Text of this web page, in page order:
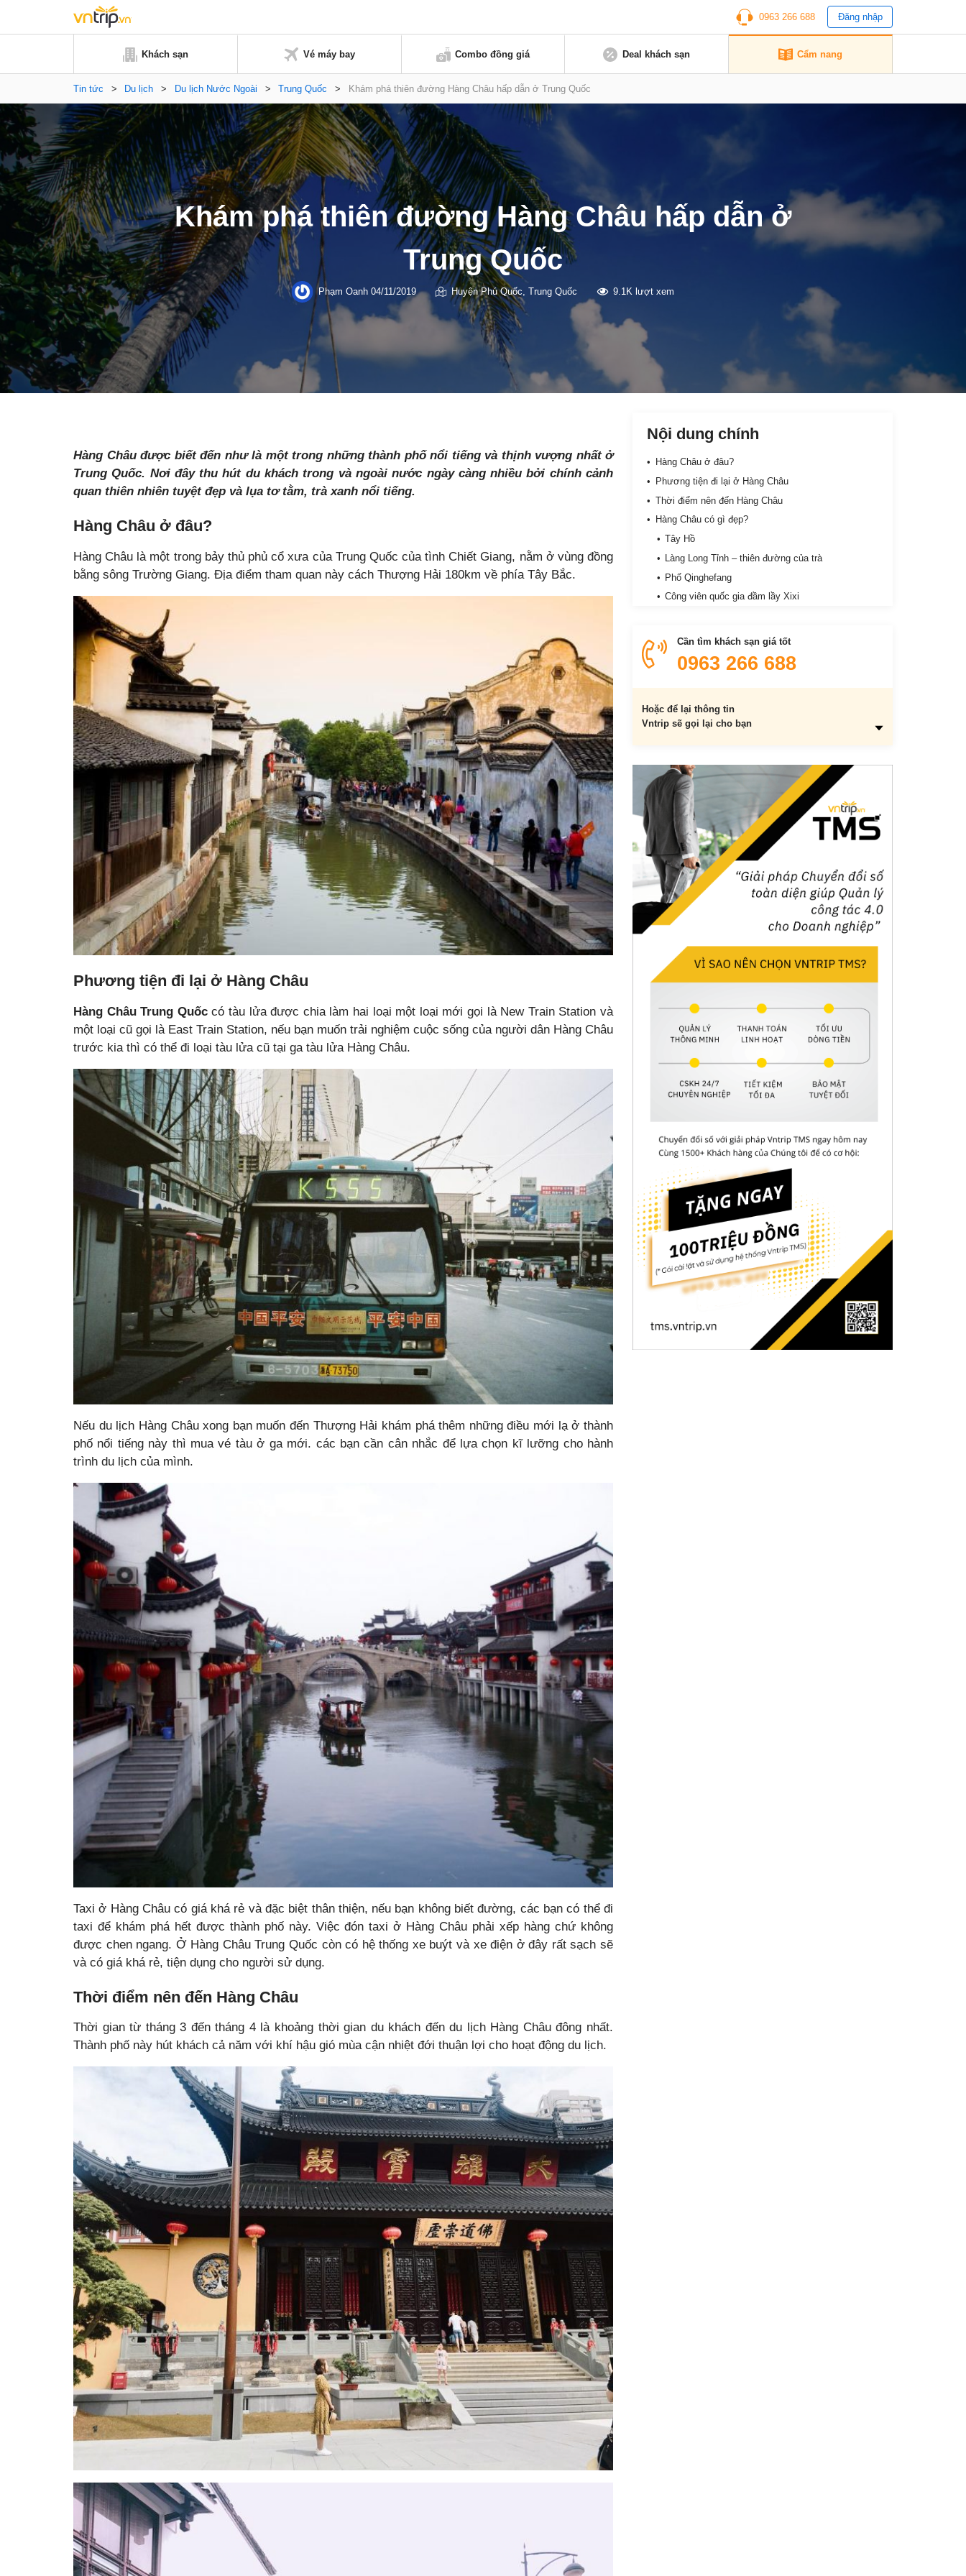
0963 266 688 Đăng nhập
Khách sạn Vé máy bay Combo đồng giá Deal khách sạn Cẩm nang
Tin tức > Du lịch > Du lịch Nước Ngoài > Trung Quốc > Khám phá thiên đường Hàng Châu hấp dẫn ở Trung Quốc
Khám phá thiên đường Hàng Châu hấp dẫn ở
Trung Quốc
Phạm Oanh04/11/2019 Huyện Phú Quốc ,Trung Quốc 9.1K lượt xem
Hàng Châu được biết đến như là một trong những thành phố nổi tiếng và thịnh vượng nhất ở
Trung Quốc. Nơi đây thu hút du khách trong và ngoài nước ngày càng nhiều bởi chính cảnh
quan thiên nhiên tuyệt đẹp và lụa tơ tằm, trà xanh nổi tiếng.
Hàng Châu ở đâu?
Hàng Châu là một trong bảy thủ phủ cổ xưa của Trung Quốc của tình Chiết Giang, nằm ở vùng đồng
bằng sông Trường Giang. Địa điểm tham quan này cách Thượng Hải 180km về phía Tây Bắc.
Phương tiện đi lại ở Hàng Châu
Hàng Châu Trung Quốccó tàu lửa được chia làm hai loại một loại mới gọi là New Train Station và
một loại cũ gọi là East Train Station, nếu bạn muốn trải nghiệm cuộc sống của người dân Hàng Châu
trước kia thì có thể đi loại tàu lửa cũ tại ga tàu lửa Hàng Châu.
Nếu du lịch Hàng Châu xong bạn muốn đến Thượng Hải khám phá thêm những điều mới lạ ở thành
phố nổi tiếng này thì mua vé tàu ở ga mới. các bạn cần cân nhắc để lựa chọn kĩ lưỡng cho hành
trình du lịch của mình.
Taxi ở Hàng Châu có giá khá rẻ và đặc biệt thân thiện, nếu bạn không biết đường, các bạn có thể đi
taxi để khám phá hết được thành phố này. Việc đón taxi ở Hàng Châu phải xếp hàng chứ không
được chen ngang. Ở Hàng Châu Trung Quốc còn có hệ thống xe buýt và xe điện ở đây rất sạch sẽ
và có giá khá rẻ, tiện dụng cho người sử dụng.
Thời điểm nên đến Hàng Châu
Thời gian từ tháng 3 đến tháng 4 là khoảng thời gian du khách đến du lịch Hàng Châu đông nhất.
Thành phố này hút khách cả năm với khí hậu gió mùa cận nhiệt đới thuận lợi cho hoạt động du lịch.
Nội dung chính
Hàng Châu ở đâu?
Phương tiện đi lại ở Hàng Châu
Thời điểm nên đến Hàng Châu
Hàng Châu có gì đẹp?
Tây Hồ
Làng Long Tỉnh – thiên đường của trà
Phố Qinghefang
Công viên quốc gia đầm lầy Xixi
Cần tìm khách sạn giá tốt
0963 266 688
Hoặc để lại thông tin
Vntrip sẽ gọi lại cho bạn